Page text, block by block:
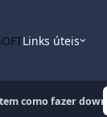
Links úteis
como fazer